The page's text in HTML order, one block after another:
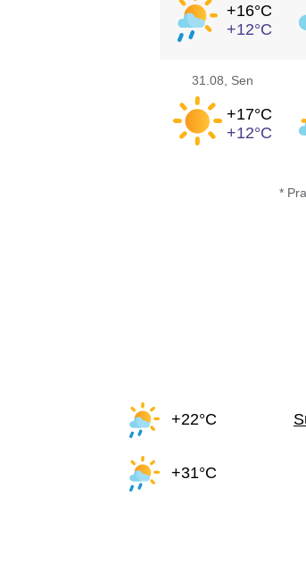
+16°C
+12°C
31.08 , Sen
+17°C
+12°C
*
+22°C
+31°C